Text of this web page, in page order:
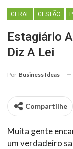
GERAL GESTÃO
Estagiário
Diz A Lei
Por Business Ideas
Compartilhe
Muita gente
um verdadeiro